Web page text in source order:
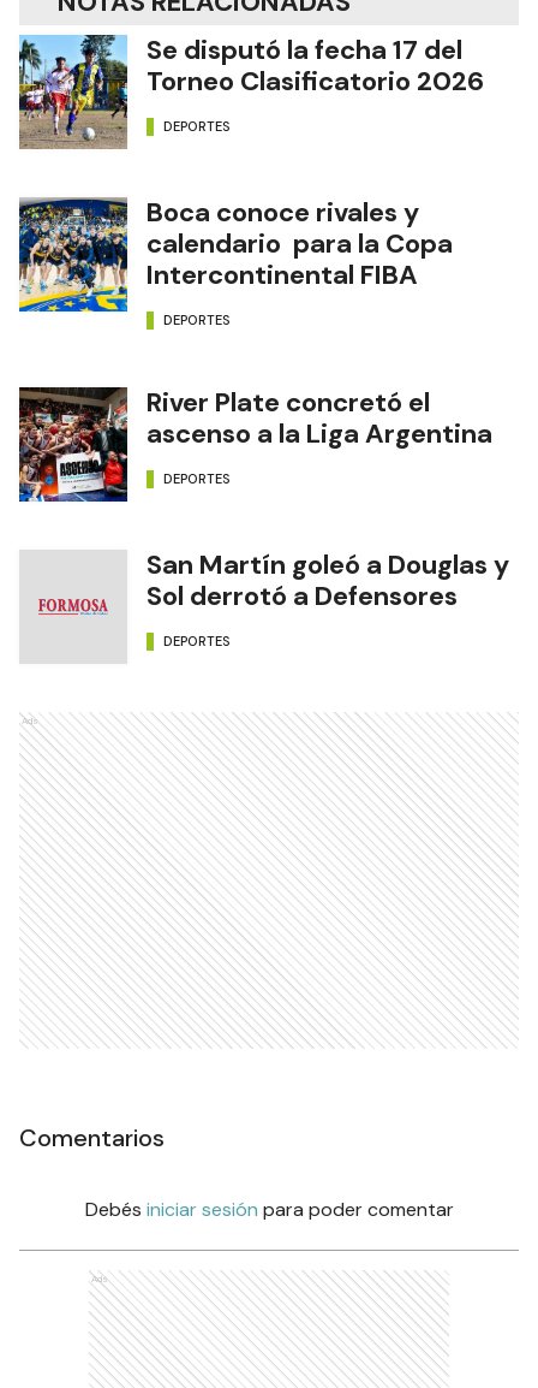
Se disputó la fecha 17 del
Torneo Clasificatorio 2026
DEPORTES
Boca conoce rivales y
calendario para la Copa
Intercontinental FIBA
DEPORTES
River Plate concretó el
ascenso a la Liga Argentina
DEPORTES
San Martín goleó a Douglas y
Sol derrotó a Defensores
DEPORTES
Ads
Comentarios
Debés iniciar sesión para poder comentar
Ads